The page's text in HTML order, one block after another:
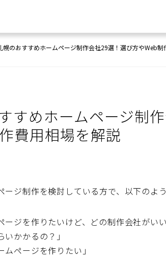
幌のおすすめホームページ制作会社29選！選び方やWeb制
すめホームページ制
費用相場を解説
ージ制作を検討している方で、以下のよ
ージを作りたいけど、どの制作会社がいい
いかかるの？」
ムページを作りたい」